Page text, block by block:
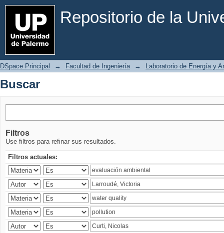
Repositorio de la
Buscar
DSpace Principal → Facultad de Ingeniería → Laboratorio de Energía y
Buscar
Filtros
Use filtros para refinar sus resultados.
Filtros actuales: